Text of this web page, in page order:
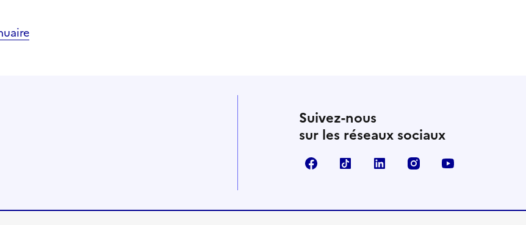
Suivez-nous
sur les réseaux sociaux
FacebookTikTok LinkedIn Instagram